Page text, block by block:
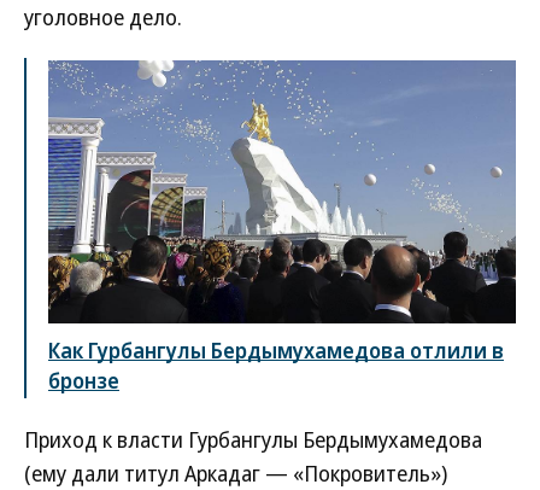
уголовное дело.
Как Гурбангулы Бердымухамедова отлили в
бронзе
Приход к власти Гурбангулы Бердымухамедова
(ему дали титул Аркадаг — «Покровитель»)